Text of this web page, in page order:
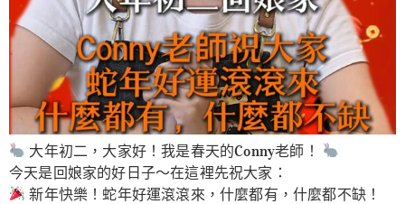
大年初二，大家好！我是春天的Conny老師！
今天是回娘家的好日子～在這裡先祝大家：
新年快樂！蛇年好運滾滾來，什麼都有，什麼都不缺！